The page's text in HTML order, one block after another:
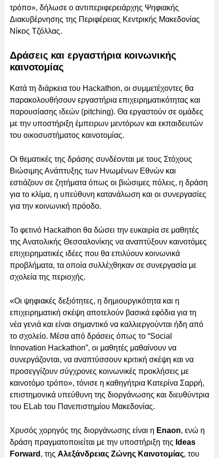
τρόπο», δήλωσε ο αντιπεριφερειάρχης Ψηφιακής
Διακυβέρνησης της Περιφέρειας Κεντρικής Μακεδονίας
Νίκος Τζόλλας.
Δράσεις και εργαστήρια κοινωνικής
καινοτομίας
Κατά τη διάρκεια του Hackathon, οι συμμετέχοντες θα
παρακολουθήσουν εργαστήρια επιχειρηματικότητας και
παρουσίασης ιδεών (pitching). Θα εργαστούν σε ομάδες
με την υποστήριξη έμπειρων μεντόρων και εκπαιδευτών
του οικοσυστήματος καινοτομίας.
Οι θεματικές της δράσης συνδέονται με τους Στόχους
Βιώσιμης Ανάπτυξης των Ηνωμένων Εθνών και
εστιάζουν σε ζητήματα όπως οι βιώσιμες πόλεις, η δράση
για το κλίμα, η υπεύθυνη κατανάλωση και οι συνεργασίες
για την κοινωνική πρόοδο.
Το φετινό Hackathon θα δώσει την ευκαιρία σε μαθητές
της Ανατολικής Θεσσαλονίκης να αναπτύξουν καινοτόμες
επιχειρηματικές ιδέες που θα επιλύουν κοινωνικά
προβλήματα, τα οποία συλλέχθηκαν σε συνεργασία με
σχολεία της περιοχής.
«Οι ψηφιακές δεξιότητες, η δημιουργικότητα και η
επιχειρηματική σκέψη αποτελούν βασικά εφόδια για τη
νέα γενιά και είναι σημαντικό να καλλιεργούνται ήδη από
το σχολείο. Μέσα από δράσεις όπως το “Social
Innovation Hackathon”, οι μαθητές μαθαίνουν να
συνεργάζονται, να αναπτύσσουν κριτική σκέψη και να
προσεγγίζουν σύγχρονες κοινωνικές προκλήσεις με
καινοτόμο τρόπο», τόνισε η καθηγήτρια Κατερίνα Σαρρή,
επιστημονικά υπεύθυνη της διοργάνωσης και διευθύντρια
του ELab του Πανεπιστημίου Μακεδονίας.
Χρυσός χορηγός της διοργάνωσης είναι η Enaon, ενώ η
δράση πραγματοποιείται με την υποστήριξη της Ideas
Forward , της Αλεξάνδρειας Ζώνης Καινοτομίας, του